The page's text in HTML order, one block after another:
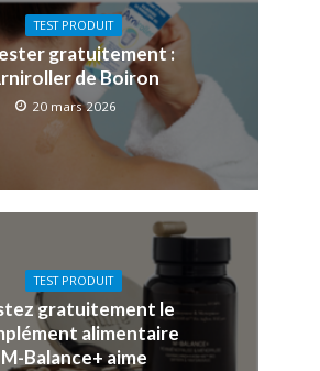
TEST PRODUIT
gratuitement :
de Boiron
20 mars 2026
TEST PRODUIT
gratuitement le
alimentaire
M-Balance+ aime